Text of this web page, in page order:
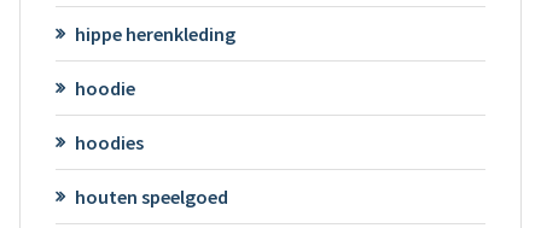
hippe herenkleding
hoodie
hoodies
houten speelgoed